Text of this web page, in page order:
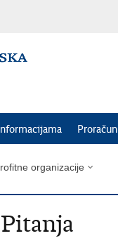
Proračun
organizacije